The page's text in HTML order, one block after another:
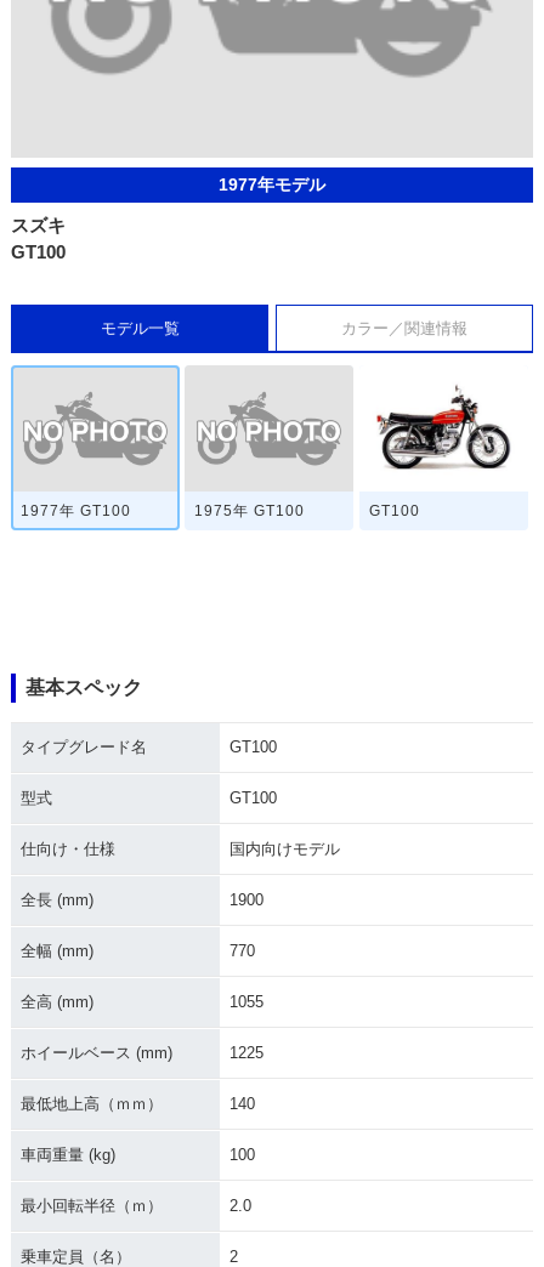
1977年モデル
スズキ
GT100
モデル一覧 カラー／関連情報
1977年 GT100 1975年 GT100 GT100
基本スペック
タイプグレード名 GT100
型式 GT100
仕向け・仕様 国内向けモデル
全長 (mm) 1900
全幅 (mm) 770
全高 (mm) 1055
ホイールベース (mm) 1225
最低地上高（ｍｍ） 140
車両重量 (kg) 100
最小回転半径（ｍ） 2.0
乗車定員（名） 2